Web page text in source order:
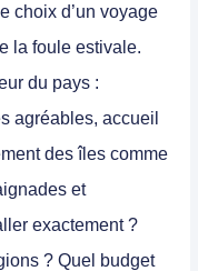
choix d’un voyage
la foule estivale.
du pays :
agréables, accueil
des îles comme
et
exactement ?
? Quel budget